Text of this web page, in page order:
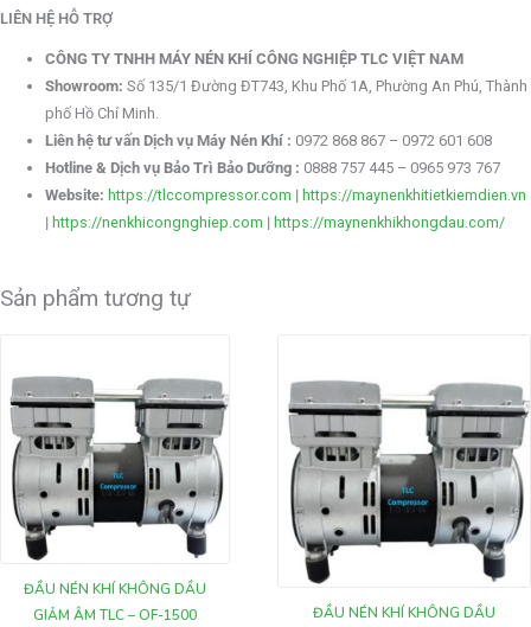
LIÊN HỆ HỖ TRỢ
CÔNG TY TNHH MÁY NÉN KHÍ CÔNG NGHIỆP TLC VIỆT NAM
Showroom: Số 135/1 Đường ĐT743, Khu Phố 1A, Phường An Phú, Thành
phố Hồ Chí Minh.
Liên hệ tư vấn Dịch vụ Máy Nén Khí : 0972 868 867 – 0972 601 608
Hotline & Dịch vụ Bảo Trì Bảo Dưỡng : 0888 757 445 – 0965 973 767
Website: https://tlccompressor.com | https://maynenkhitietkiemdien.vn
| https://nenkhicongnghiep.com | https://maynenkhikhongdau.com/
Sản phẩm tương tự
ĐẦU NÉN KHÍ KHÔNG DẦU
GIẢM ÂM TLC – OF-1500
ĐẦU NÉN KHÍ KHÔNG DẦU